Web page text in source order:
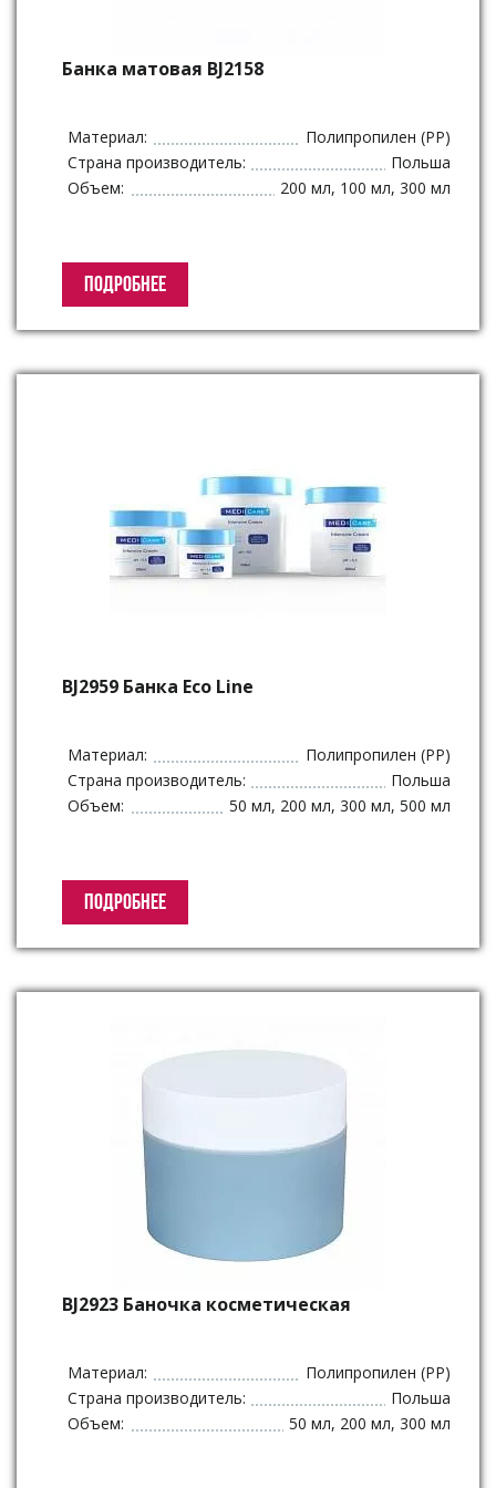
Банка матовая BJ2158
Материал:
Полипропилен (PP)
Страна производитель:
Польша
Объем:
200 мл, 100 мл, 300 мл
ПОДРОБНЕЕ
BJ2959 Банка Eco Line
Материал:
Полипропилен (PP)
Страна производитель:
Польша
Объем:
50 мл, 200 мл, 300 мл, 500 мл
ПОДРОБНЕЕ
BJ2923 Баночка косметическая
Материал:
Полипропилен (PP)
Страна производитель:
Польша
Объем:
50 мл, 200 мл, 300 мл